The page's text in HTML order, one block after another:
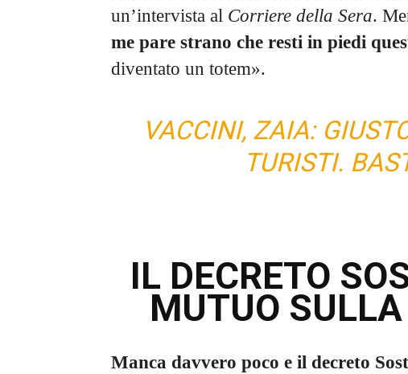
un’intervista al Corriere della Sera.
me pare strano che resti in piedi
diventato un totem».
VACCINI, ZAIA:
TURISTI.
IL DECRETO
MUTUO
Manca davvero poco e il decreto